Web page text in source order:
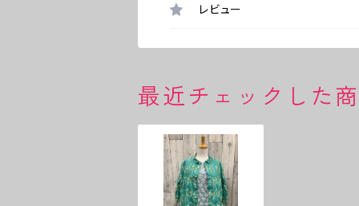
レビュー
最近チェックした